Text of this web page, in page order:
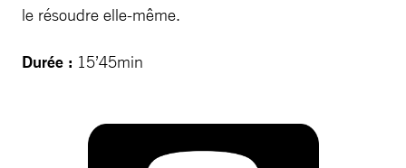
le résoudre elle-même.
Durée : 15’45min